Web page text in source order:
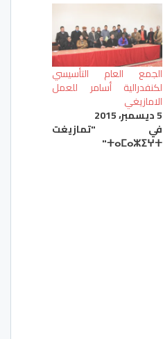
الجمع العام التأسيسي
لكنفدرالية أسامر للعمل
الامازيغي
5 ديسمبر، 2015
في "تمازيغت
ⵜⴰⵎⴰⵣⵉⵖⵜ"